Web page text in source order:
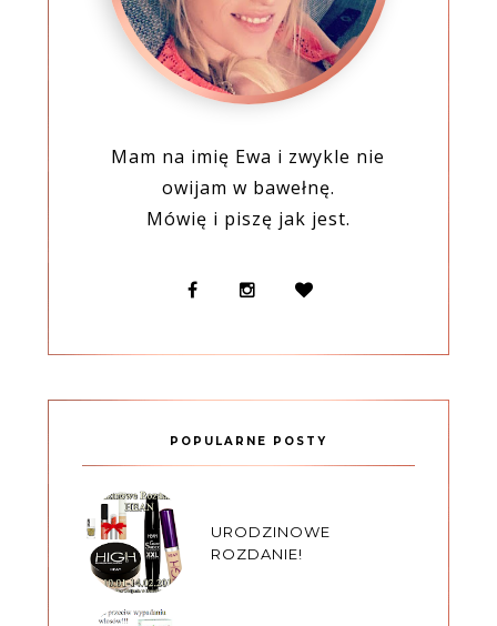
Mam na imię Ewa i zwykle nie
owijam w bawełnę.
Mówię i piszę jak jest.
POPULARNE POSTY
URODZINOWE
ROZDANIE!